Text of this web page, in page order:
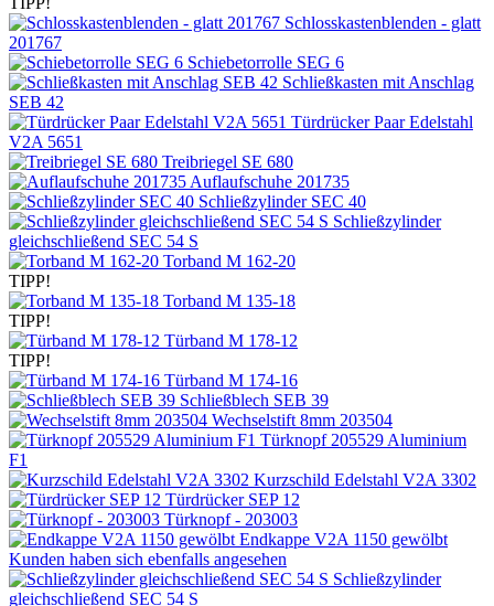
Schlosskastenblenden - glatt
201767
Schiebetorrolle SEG 6
Schließkasten mit Anschlag
SEB 42
Türdrücker Paar Edelstahl
V2A 5651
Treibriegel SE 680
Auflaufschuhe 201735
Schließzylinder SEC 40
Schließzylinder
gleichschließend SEC 54 S
Torband M 162-20
TIPP!
Torband M 135-18
TIPP!
Türband M 178-12
TIPP!
Türband M 174-16
Schließblech SEB 39
Wechselstift 8mm 203504
Türknopf 205529 Aluminium
F1
Kurzschild Edelstahl V2A 3302
Türdrücker SEP 12
Türknopf - 203003
Endkappe V2A 1150 gewölbt
Kunden haben sich ebenfalls angesehen
Schließzylinder
gleichschließend SEC 54 S